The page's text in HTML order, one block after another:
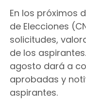
En los próximos
de Elecciones
solicitudes,
de los
agosto dará a
aprobadas y
aspirantes.